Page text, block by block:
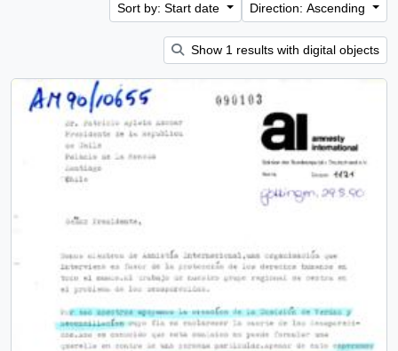
Sort by: Start date
Direction: Ascending
Show 1 results with digital objects